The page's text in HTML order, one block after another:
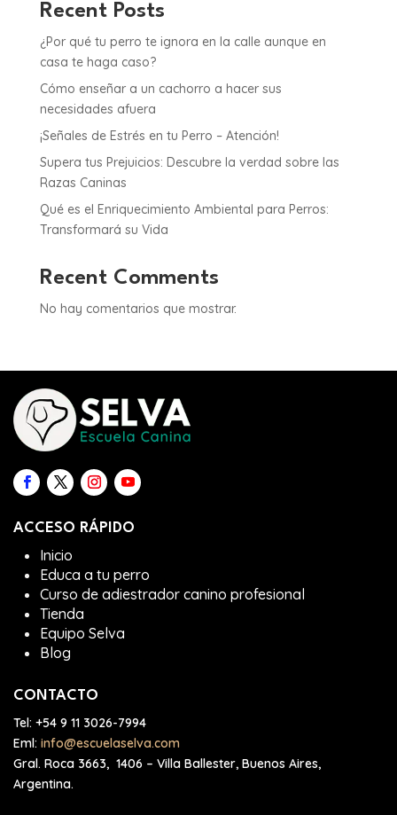
Recent Posts
¿Por qué tu perro te ignora en la calle aunque en
casa te haga caso?
Cómo enseñar a un cachorro a hacer sus
necesidades afuera
¡Señales de Estrés en tu Perro – Atención!
Supera tus Prejuicios: Descubre la verdad sobre las
Razas Caninas
Qué es el Enriquecimiento Ambiental para Perros:
Transformará su Vida
Recent Comments
No hay comentarios que mostrar.
ACCESO RÁPIDO
Inicio
Educa a tu perro
Curso de adiestrador canino profesional
Tienda
Equipo Selva
Blog
CONTACTO
Tel: +54 9 11 3026-7994
Eml: info@escuelaselva.com
Gral. Roca 3663, 1406 – Villa Ballester, Buenos Aires,
Argentina.